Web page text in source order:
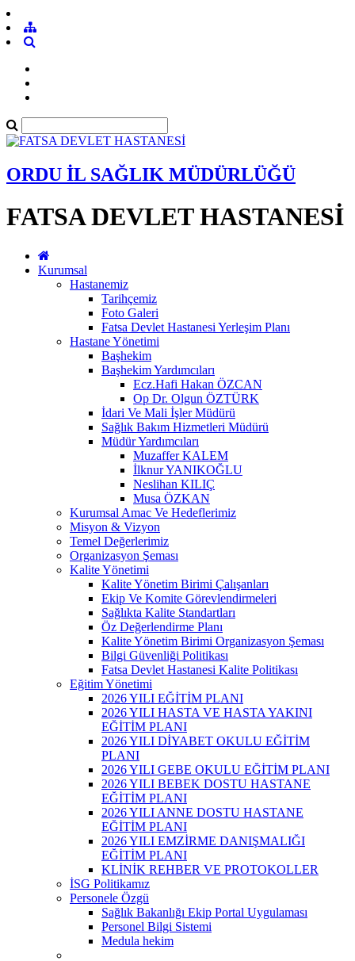
ORDU İL SAĞLIK MÜDÜRLÜĞÜ
FATSA DEVLET HASTANESİ
Kurumsal
Hastanemiz
Tarihçemiz
Foto Galeri
Fatsa Devlet Hastanesi Yerleşim Planı
Hastane Yönetimi
Başhekim
Başhekim Yardımcıları
Ecz.Hafi Hakan ÖZCAN
Op Dr. Olgun ÖZTÜRK
İdari Ve Mali İşler Müdürü
Sağlık Bakım Hizmetleri Müdürü
Müdür Yardımcıları
Muzaffer KALEM
İlknur YANIKOĞLU
Neslihan KILIÇ
Musa ÖZKAN
Kurumsal Amac Ve Hedeflerimiz
Misyon & Vizyon
Temel Değerlerimiz
Organizasyon Şeması
Kalite Yönetimi
Kalite Yönetim Birimi Çalışanları
Ekip Ve Komite Görevlendirmeleri
Sağlıkta Kalite Standartları
Öz Değerlendirme Planı
Kalite Yönetim Birimi Organizasyon Şeması
Bilgi Güvenliği Politikası
Fatsa Devlet Hastanesi Kalite Politikası
Eğitim Yönetimi
2026 YILI EĞİTİM PLANI
2026 YILI HASTA VE HASTA YAKINI
EĞİTİM PLANI
2026 YILI DİYABET OKULU EĞİTİM
PLANI
2026 YILI GEBE OKULU EĞİTİM PLANI
2026 YILI BEBEK DOSTU HASTANE
EĞİTİM PLANI
2026 YILI ANNE DOSTU HASTANE
EĞİTİM PLANI
2026 YILI EMZİRME DANIŞMALIĞI
EĞİTİM PLANI
KLİNİK REHBER VE PROTOKOLLER
İSG Politikamız
Personele Özgü
Sağlık Bakanlığı Ekip Portal Uygulaması
Personel Bilgi Sistemi
Medula hekim